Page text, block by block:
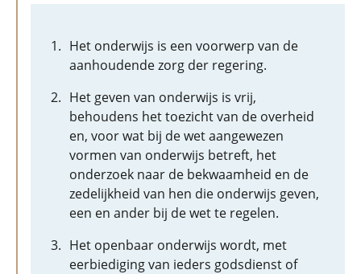
Het onderwijs is een voorwerp van de
aanhoudende zorg der regering.
Het geven van onderwijs is vrij,
behoudens het toezicht van de overheid
en, voor wat bij de wet aangewezen
vormen van onderwijs betreft, het
onderzoek naar de bekwaamheid en de
zedelijkheid van hen die onderwijs geven,
een en ander bij de wet te regelen.
Het openbaar onderwijs wordt, met
eerbiediging van ieders godsdienst of